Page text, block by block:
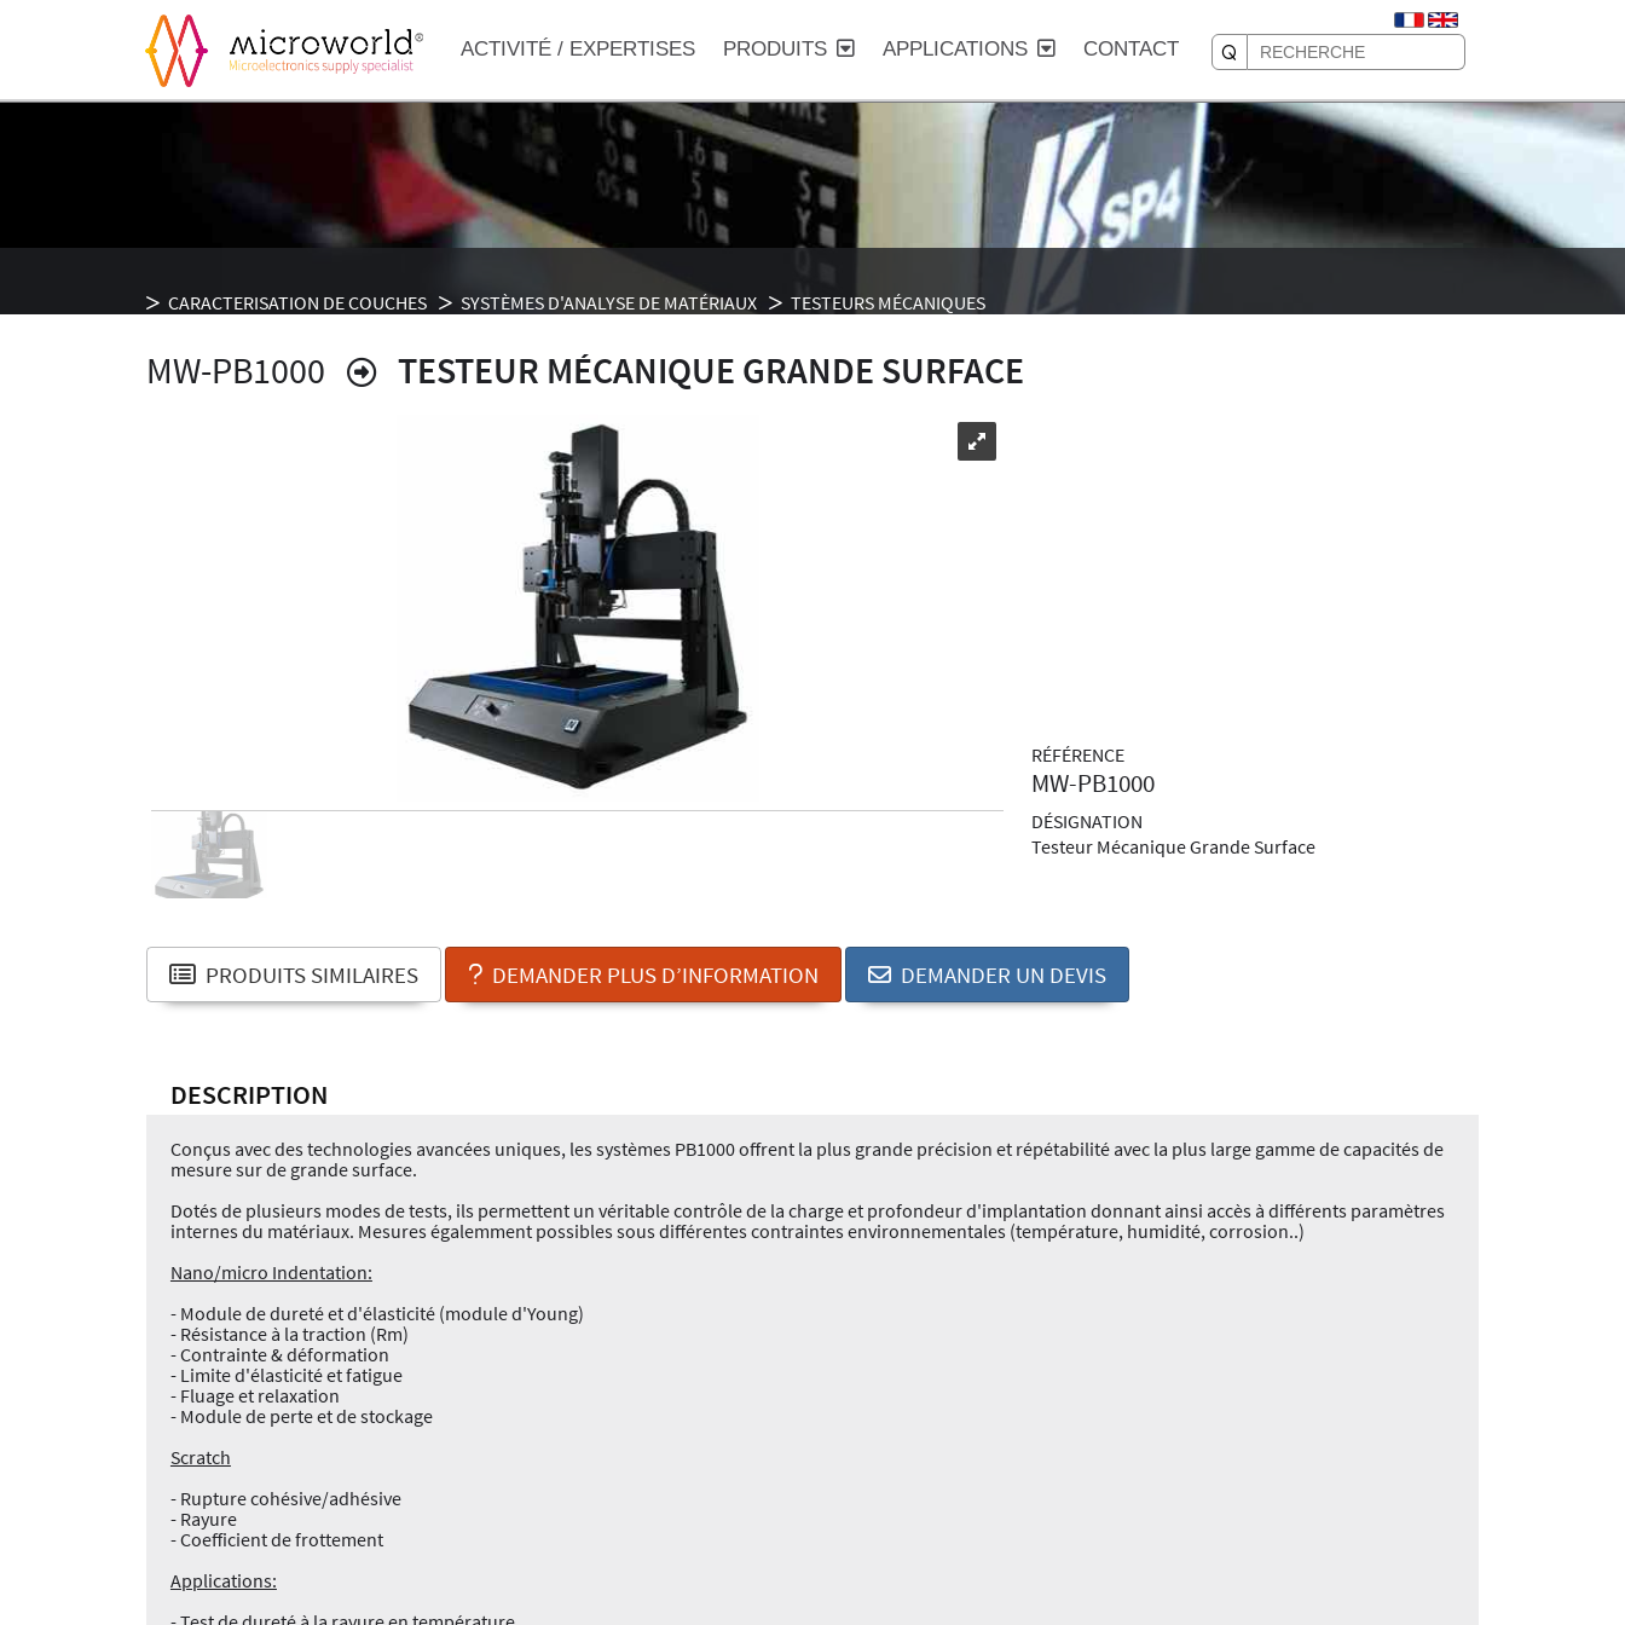
ACTIVITÉ / EXPERTISES PRODUITS APPLICATIONS CONTACT
CARACTERISATION DE COUCHES SYSTÈMES D'ANALYSE DE MATÉRIAUX TESTEURS MÉCANIQUES
MW-PB1000 TESTEUR MÉCANIQUE GRANDE SURFACE
RÉFÉRENCE
MW-PB1000
DÉSIGNATION
Testeur Mécanique Grande Surface
PRODUITS SIMILAIRES DEMANDER PLUS D’INFORMATION DEMANDER UN DEVIS
DESCRIPTION
Conçus avec des technologies avancées uniques, les systèmes PB1000 offrent la plus grande précision et répétabilité avec la plus large gamme de capacités de
mesure sur de grande surface.
Dotés de plusieurs modes de tests, ils permettent un véritable contrôle de la charge et profondeur d'implantation donnant ainsi accès à différents paramètres
internes du matériaux. Mesures égalemment possibles sous différentes contraintes environnementales (température, humidité, corrosion..)
Nano/micro Indentation:
- Module de dureté et d'élasticité (module d'Young)
- Résistance à la traction (Rm)
- Contrainte & déformation
- Limite d'élasticité et fatigue
- Fluage et relaxation
- Module de perte et de stockage
Scratch
- Rupture cohésive/adhésive
- Rayure
- Coefficient de frottement
Applications: